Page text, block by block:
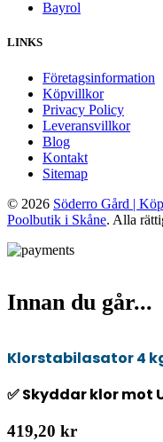
Bayrol
LINKS
Företagsinformation
Köpvillkor
Privacy Policy
Leveransvillkor
Blog
Kontakt
Sitemap
© 2026 Söderro Gård |
Poolbutik i Skåne. Alla
Innan du går...
Klorstabilasator 4
✅ Skyddar klor
419,20 kr